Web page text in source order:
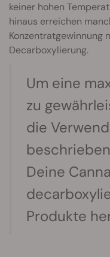
keiner hohen
hinaus erreichen
Konzentratgewinnung
Decarboxylierung.
Um eine
zu
die
Deine
Produkte